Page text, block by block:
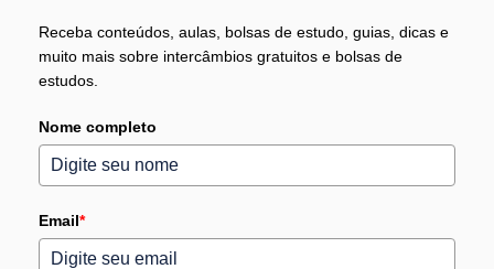
Receba conteúdos, aulas, bolsas de estudo, guias, dicas e
muito mais sobre intercâmbios gratuitos e bolsas de
estudos.
Nome completo
Email*